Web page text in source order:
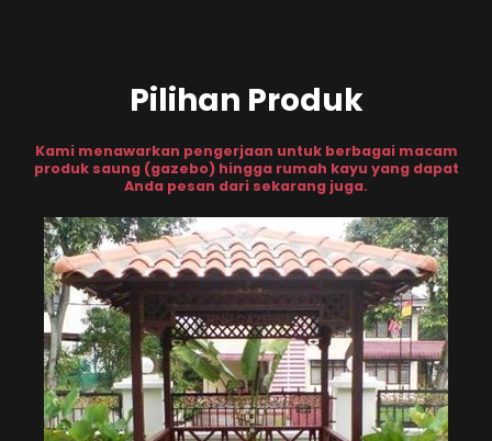
Pilihan Produk
Kami menawarkan pengerjaan untuk berbagai macam
produk saung (gazebo) hingga rumah kayu yang dapat
Anda pesan dari sekarang juga.